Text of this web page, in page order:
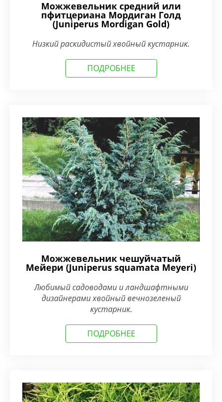
Можжевельник средний или
пфитцериана Мордиган Голд
(Juniperus Mordigan Gold)
Низкий раскидистый хвойный кустарник.
ПОДРОБНЕЕ
Можжевельник чешуйчатый
Мейери (Juniperus squamata Meyeri)
Любимый садоводами и ландшафтными
дизайнерами хвойный вечнозеленый
кустарник.
ПОДРОБНЕЕ